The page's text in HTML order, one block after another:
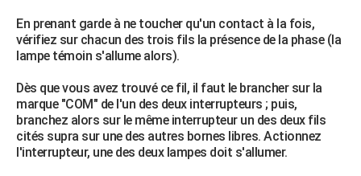
En prenant garde à ne toucher qu'un contact à la fois,
vérifiez sur chacun des trois fils la présence de la phase (la
lampe témoin s'allume alors).
Dès que vous avez trouvé ce fil, il faut le brancher sur la
marque "COM" de l'un des deux interrupteurs ; puis,
branchez alors sur le même interrupteur un des deux fils
cités supra sur une des autres bornes libres. Actionnez
l'interrupteur, une des deux lampes doit s'allumer.